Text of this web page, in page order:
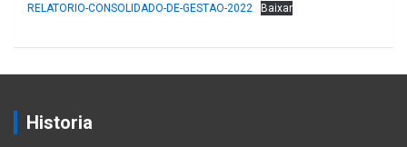
RELATORIO-CONSOLIDADO-DE-GESTAO-2022 Baixar
Historia